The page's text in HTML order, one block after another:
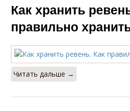
Как хранить
правильно
Читать дальше →